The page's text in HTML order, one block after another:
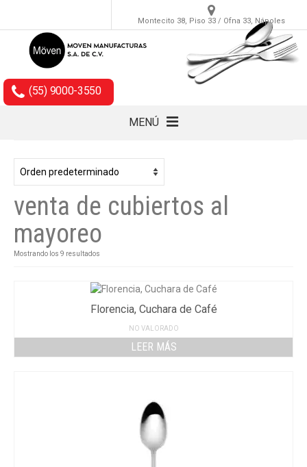
Montecito 38, Piso 33 / Ofna 33, Nápoles
(55) 9000-3550
MENÚ
Cubiertos
Accesorios
Empaques
venta de cubiertos al
mayoreo
Mostrando los 9 resultados
Florencia, Cuchara de Café
NO VALORADO
LEER MÁS